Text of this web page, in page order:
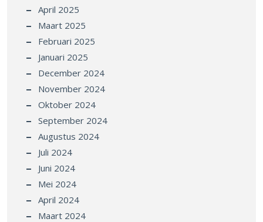
April 2025
Maart 2025
Februari 2025
Januari 2025
December 2024
November 2024
Oktober 2024
September 2024
Augustus 2024
Juli 2024
Juni 2024
Mei 2024
April 2024
Maart 2024